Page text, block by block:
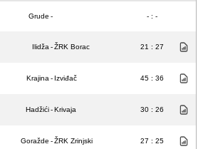
Grude - - : -
Ilidža -ŽRK Borac 21 : 27
Krajina - Izviđač 45 : 36
Hadžići-Krivaja 30 : 26
Goražde -ŽRK Zrinjski 27 : 25